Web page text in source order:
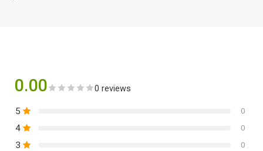
0.00 0 reviews
5 0
4 0
3 0